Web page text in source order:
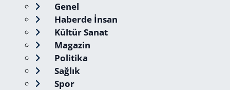
Genel
Haberde İnsan
Kültür Sanat
Magazin
Politika
Sağlık
Spor